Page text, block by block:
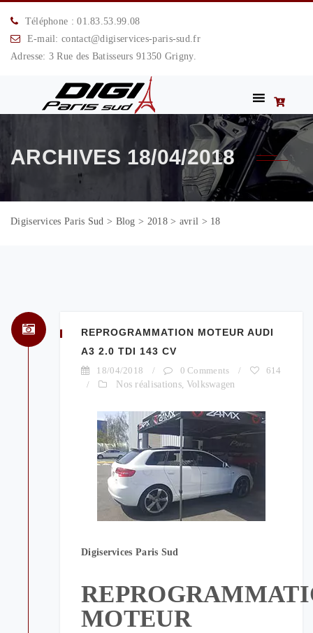
Téléphone : 01.83.53.99.08
E-mail: contact@digiservices-paris-sud.fr
Adresse: 3 Rue des Batisseurs 91350 Grigny.
ARCHIVES 18/04/2018
Digiservices Paris Sud > Blog > 2018> avril > 18
REPROGRAMMATION MOTEUR AUDI
A3 2.0 TDI 143 CV
18/04/2018 / 0 Comments /
614
/
Nos réalisations, Volkswagen
Digiservices Paris Sud
MOTEUR